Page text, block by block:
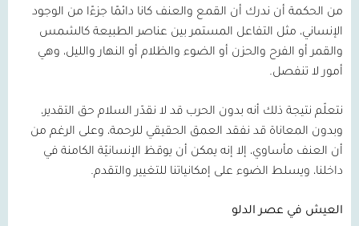
من الحكمة أن ندرك أن القمع والعنف كانا دائمًا جزءًا من الوجود
الإنساني، مثل التفاعل المستمر بين عناصر الطبيعة كالشمس
والقمر أو الفرح والحزن أو الضوء والظلام أو النهار والليل، وهي
أمور لا تنفصل.
نتعلّم نتيجة ذلك أنه بدون الحرب قد لا نقدّر السلام حق التقدير،
وبدون المعاناة قد نفقد العمق الحقيقي للرحمة، وعلى الرغم من
أن العنف مأساوي، إلا إنه يمكن أن يوقظ الإنسانيّة الكامنة في
داخلنا، ويسلط الضوء على إمكانياتنا للتغيير والتقدم.
العيش في عصر الدلو